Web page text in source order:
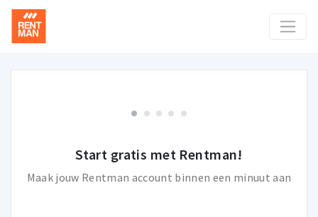
Start gratis met Rentman!
Maak jouw Rentman account binnen een minuut aan